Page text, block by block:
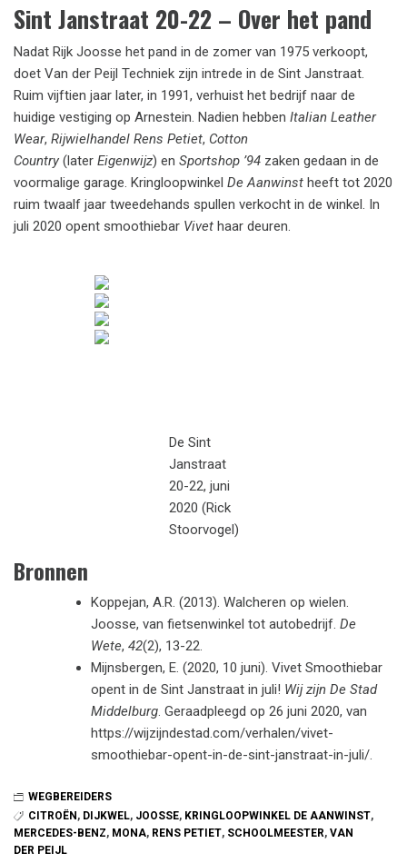
Sint Janstraat 20-22 – Over het pand
Nadat Rijk Joosse het pand in de zomer van 1975 verkoopt,
doet Van der Peijl Techniek zijn intrede in de Sint Janstraat.
Ruim vijftien jaar later, in 1991, verhuist het bedrijf naar de
huidige vestiging op Arnestein. Nadien hebben Italian Leather
Wear, Rijwielhandel Rens Petiet, Cotton
Country(later Eigenwijz) en Sportshop ’94 zaken gedaan in de
voormalige garage. Kringloopwinkel De Aanwinst heeft tot 2020
ruim twaalf jaar tweedehands spullen verkocht in de winkel. In
juli 2020 opent smoothiebar Vivet haar deuren.
De Sint
Janstraat
20-22, juni
2020 (Rick
Stoorvogel)
Bronnen
Koppejan, A.R. (2013). Walcheren op wielen.
Joosse, van fietsenwinkel tot autobedrijf. De
Wete, 42(2), 13-22.
Mijnsbergen, E. (2020, 10 juni). Vivet Smoothiebar
opent in de Sint Janstraat in juli! Wij zijn De Stad
Middelburg . Geraadpleegd op 26 juni 2020, van
https://wijzijndestad.com/verhalen/vivet-
smoothiebar-opent-in-de-sint-janstraat-in-juli/.
WEGBEREIDERS
CITROËN , DIJKWEL, JOOSSE, KRINGLOOPWINKEL DE AANWINST,
MERCEDES-BENZ, MONA, RENS PETIET, SCHOOLMEESTER, VAN
DER PEIJL